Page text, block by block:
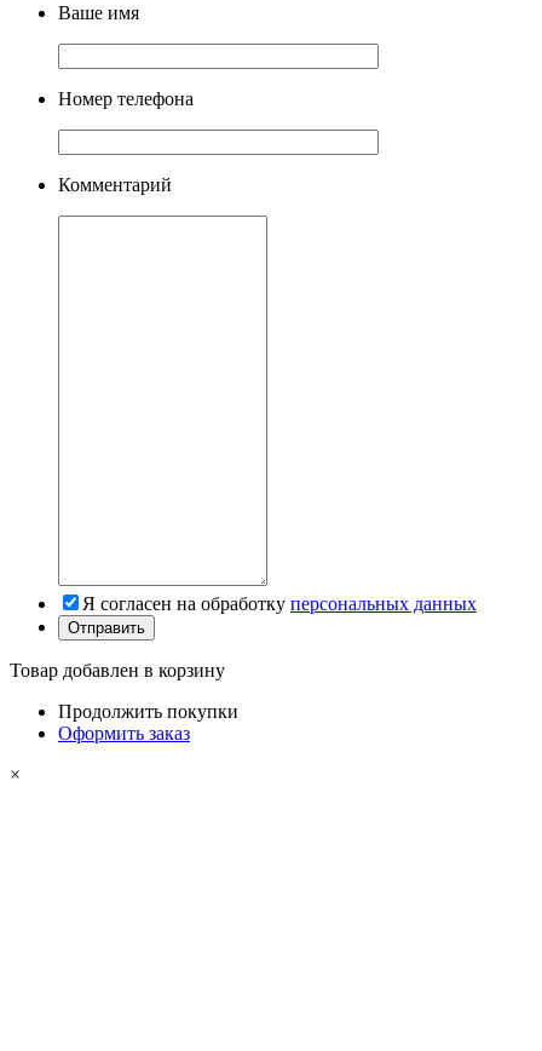
Ваше имя
Номер телефона
Комментарий
Я согласен на обработку персональных данных
Товар добавлен в корзину
Продолжить покупки
Оформить заказ
×